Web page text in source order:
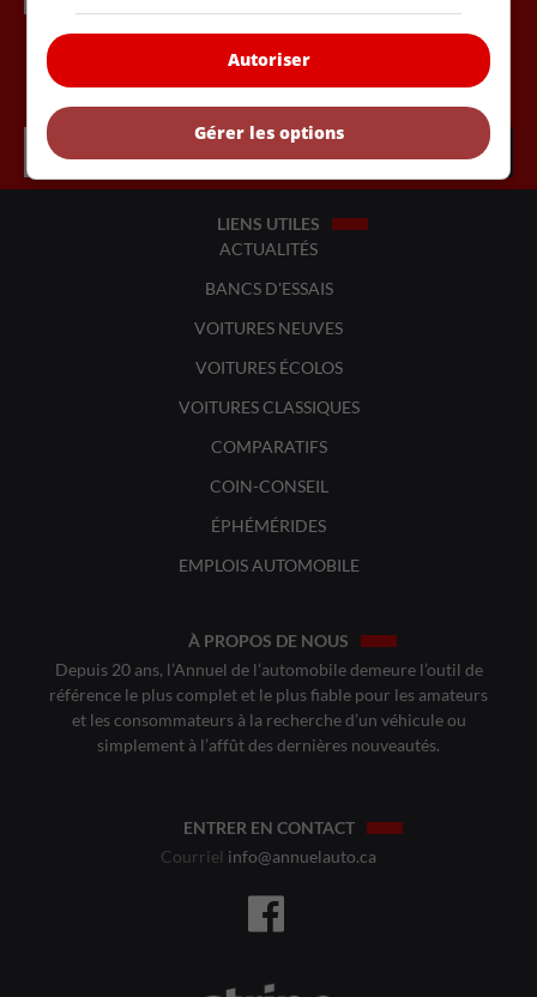
Inscrivez vous à l'infolettre.
LIENS UTILES
ACTUALITÉS
BANCS D'ESSAIS
VOITURES NEUVES
VOITURES ÉCOLOS
VOITURES CLASSIQUES
COMPARATIFS
COIN-CONSEIL
ÉPHÉMÉRIDES
EMPLOIS AUTOMOBILE
À PROPOS DE NOUS
Depuis 20 ans, l’Annuel de l’automobile demeure l’outil de
référence le plus complet et le plus fiable pour les amateurs
et les consommateurs à la recherche d’un véhicule ou
simplement à l’affût des dernières nouveautés.
ENTRER EN CONTACT
Courriel info@annuelauto.ca
Autoriser
Gérer les options